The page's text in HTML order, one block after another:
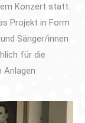
Konzert statt.
Projekt in Form
Sänger/innen
für die